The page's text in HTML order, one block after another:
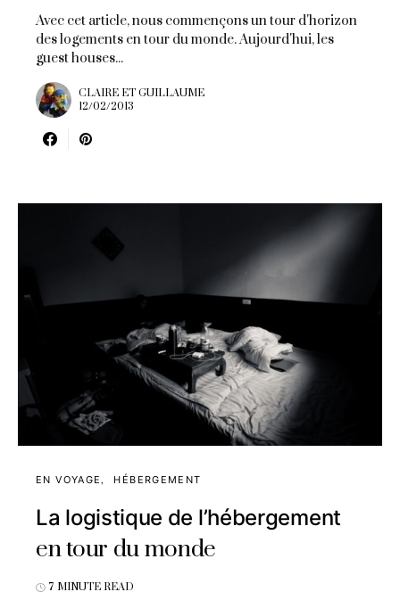
Avec cet article, nous commençons un tour d'horizon
des logements en tour du monde. Aujourd'hui, les
guest houses...
CLAIRE ET GUILLAUME
12/02/2013
EN VOYAGE HÉBERGEMENT
La logistique de l’hébergement
en tour du monde
7 MINUTE READ